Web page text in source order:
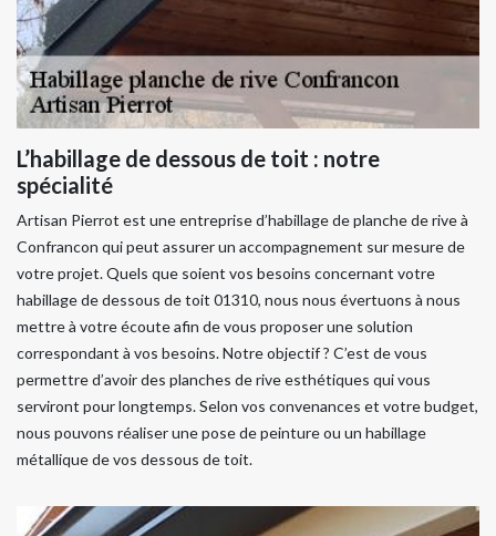
L’habillage de dessous de toit : notre
spécialité
Artisan Pierrot est une entreprise d’habillage de planche de rive à
Confrancon qui peut assurer un accompagnement sur mesure de
votre projet. Quels que soient vos besoins concernant votre
habillage de dessous de toit 01310, nous nous évertuons à nous
mettre à votre écoute afin de vous proposer une solution
correspondant à vos besoins. Notre objectif ? C’est de vous
permettre d’avoir des planches de rive esthétiques qui vous
serviront pour longtemps. Selon vos convenances et votre budget,
nous pouvons réaliser une pose de peinture ou un habillage
métallique de vos dessous de toit.